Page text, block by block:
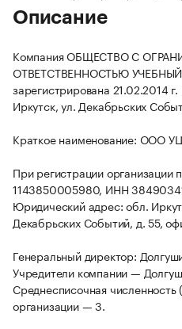
Описание
Компания ОБЩЕСТВО С
ОТВЕТСТВЕННОСТЬЮ УЧЕБНЫЙ
зарегистрирована 21.02.2014
Иркутск, ул. Декабрьских
Краткое наименование: ООО
При регистрации организации
1143850005980, ИНН
Юридический адрес: обл.
Декабрьских Событий, д. 55,
Генеральный директор:
Учредители компании —
Среднесписочная
организации — 3.